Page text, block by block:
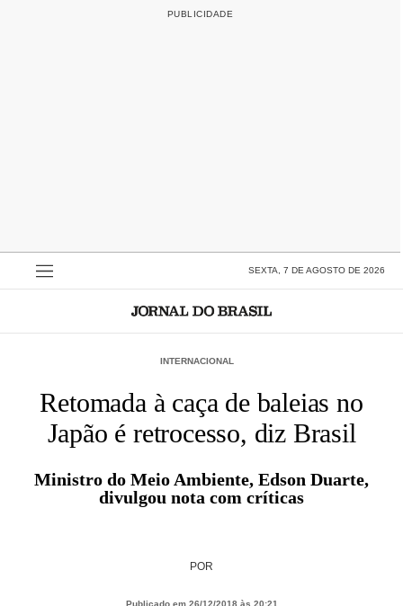
SEXTA, 7 DE AGOSTO DE 2026
INTERNACIONAL
Retomada à caça de baleias no
Japão é retrocesso, diz Brasil
Ministro do Meio Ambiente, Edson Duarte,
divulgou nota com críticas
POR
Publicado em 26/12/2018 às 20:21